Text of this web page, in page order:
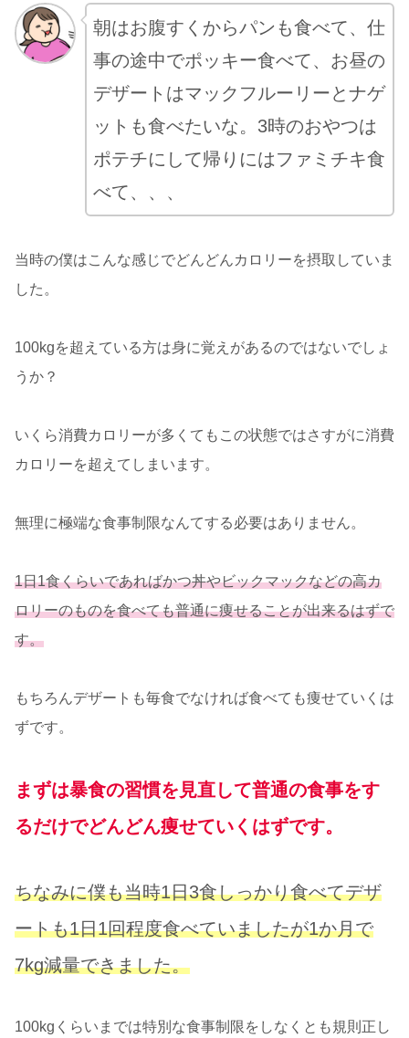
朝はお腹すくからパンも食べて、仕
事の途中でポッキー食べて、お昼の
デザートはマックフルーリーとナゲ
ットも食べたいな。3時のおやつは
ポテチにして帰りにはファミチキ食
べて、、、
当時の僕はこんな感じでどんどんカロリーを摂取していま
した。
100kgを超えている方は身に覚えがあるのではないでしょ
うか？
いくら消費カロリーが多くてもこの状態ではさすがに消費
カロリーを超えてしまいます。
無理に極端な食事制限なんてする必要はありません。
1日1食くらいであればかつ丼やビックマックなどの高カ
ロリーのものを食べても普通に痩せることが出来るはずで
す。
もちろんデザートも毎食でなければ食べても痩せていくは
ずです。
まずは暴食の習慣を見直して普通の食事をす
るだけでどんどん痩せていくはずです。
ちなみに僕も当時1日3食しっかり食べてデザ
ートも1日1回程度食べていましたが1か月で
7kg減量できました。
100kgくらいまでは特別な食事制限をしなくとも規則正し